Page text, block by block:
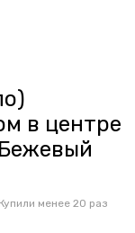
в центре
Купили менее 20 раз